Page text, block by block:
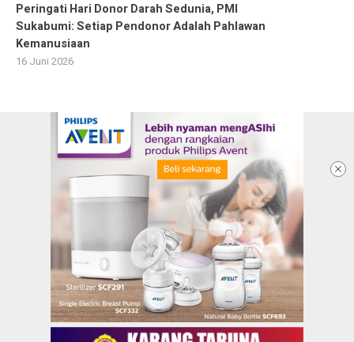
Peringati Hari Donor Darah Sedunia, PMI
Sukabumi: Setiap Pendonor Adalah Pahlawan
Kemanusiaan
16 Juni 2026
Ketentuan dan Kebijakan Privacy
Panduan Komunitas
Pedoman Media Siber Redaksi Info Iklan Karir Kontak Kami
Copyright @2026 KARANGTARUNANEWS.COM |
BERITA DALAM GENGGAMAN ANAK MUDA